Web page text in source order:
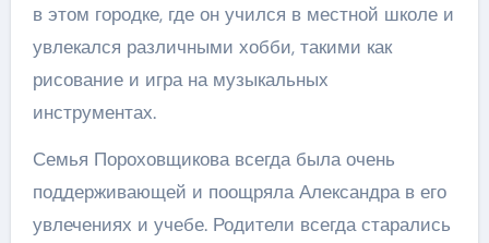
в этом городке, где он учился в местной школе и
увлекался различными хобби, такими как
рисование и игра на музыкальных
инструментах.
Семья Пороховщикова всегда была очень
поддерживающей и поощряла Александра в его
увлечениях и учебе. Родители всегда старались